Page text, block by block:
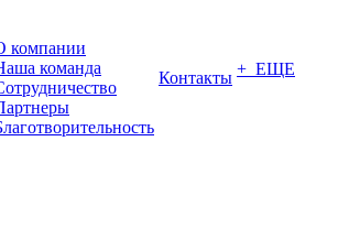
компании
команда
Контакты + ЕЩЕ